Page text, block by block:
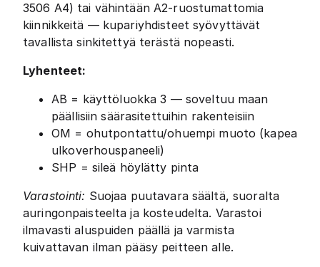
3506 A4) tai vähintään A2-ruostumattomia
kiinnikkeitä — kupariyhdisteet syövyttävät
tavallista sinkitettyä terästä nopeasti.
Lyhenteet:
AB = käyttöluokka 3 — soveltuu maan
päällisiin säärasitettuihin rakenteisiin
OM = ohutpontattu/ohuempi muoto (kapea
ulkoverhouspaneeli)
SHP = sileä höylätty pinta
Varastointi: Suojaa puutavara säältä, suoralta
auringonpaisteelta ja kosteudelta. Varastoi
ilmavasti aluspuiden päällä ja varmista
kuivattavan ilman pääsy peitteen alle.